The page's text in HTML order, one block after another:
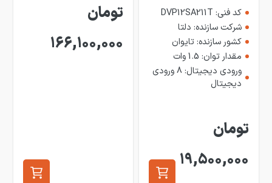
کد فنی: DVP12SA211T
شرکت سازنده: دلتا
کشور سازنده: تایوان
مقدار توان: 1.5 وات
ورودی دیجیتال: 8 ورودی
دیجیتال
تومان
19,500,000
تومان
166,100,000